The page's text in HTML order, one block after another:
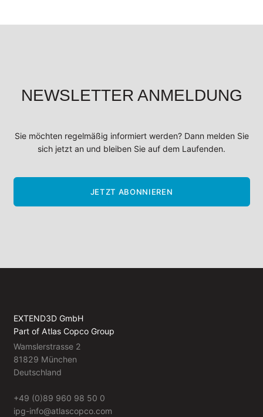
NEWSLETTER ANMELDUNG
Sie möchten regelmäßig informiert werden? Dann melden Sie
sich jetzt an und bleiben Sie auf dem Laufenden.
JETZT ABONNIEREN
EXTEND3D GmbH
Part of Atlas Copco Group
Wamslerstrasse 2
81829 München
Deutschland
+49 (0)89 960 98 50 0
ipg-info@atlascopco.com